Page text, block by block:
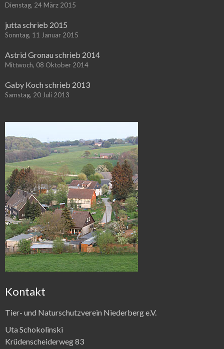
Dienstag, 24 März 2015
jutta schrieb 2015
Sonntag, 11 Januar 2015
Astrid Gronau schrieb 2014
Mittwoch, 08 Oktober 2014
Gaby Koch schrieb 2013
Samstag, 20 Juli 2013
Kontakt
Tier- und Naturschutzverein Niederberg e.V.
Uta Schokolinski
Krüdenscheiderweg 83